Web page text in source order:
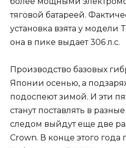
тяговой батареей.
установка взята у модели
она в пике выдает 306 л.с.
Производство базовых
Японии осенью, а
подоспеют зимой. И эти
станут поставлять в
следом выйдут еще две
Crown. В конце этого года